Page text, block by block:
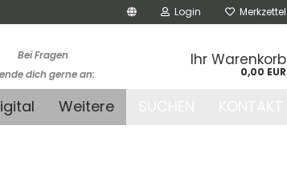
Login Merkzettel
Bei Fragen
dich gerne an:
telefonischer
Ihr Warenkorb
0,00 EUR
Weitere